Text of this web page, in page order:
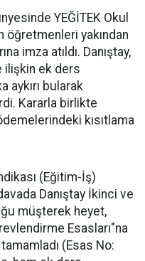
YEĞİTEK Okul
yakından
imza atıldı. Danıştay,
ilişkin ek ders
aykırı bularak
Kararla birlikte
kısıtlama
(Eğitim-İş)
Danıştay İkinci ve
müşterek heyet,
Esasları"na
(Esas No: